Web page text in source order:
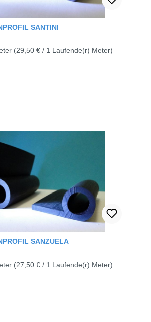
SANTINI
(29,50 € / 1 Laufende(r) Meter)
SANZUELA
(27,50 € / 1 Laufende(r) Meter)